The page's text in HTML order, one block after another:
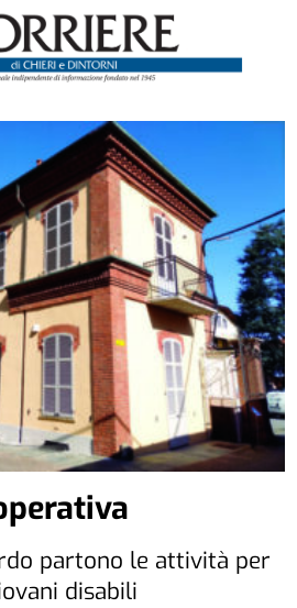
partono le attività per
disabili